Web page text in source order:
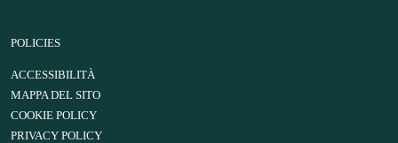
POLICIES
ACCESSIBILITÀ
MAPPA DEL SITO
COOKIE POLICY
PRIVACY POLICY